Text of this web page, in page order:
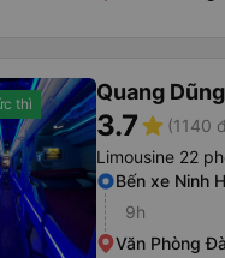
thì Quang
3.7star (1140
Limousine 22
Bến xe Ninh
9h
Văn Phòng